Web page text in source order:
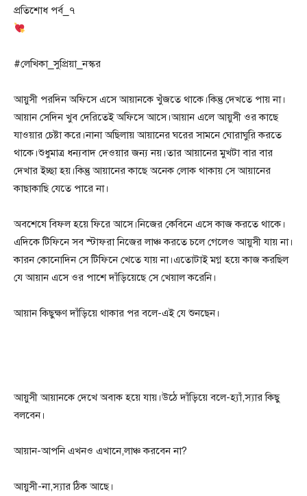
প্রতিশোধ পর্ব_৭
#লেখিকা_সুপ্রিয়া_নস্কর
আয়ুসী পরদিন অফিসে এসে আয়ানকে খুঁজতে থাকে।কিন্তু দেখতে পায় না।
আয়ান সেদিন খুব দেরিতেই অফিসে আসে।আয়ান এলে আয়ুসী ওর কাছে
যাওয়ার চেষ্টা করে।নানা অছিলায় আয়ানের ঘরের সামনে ঘোরাঘুরি করতে
থাকে।শুধুমাত্র ধন্যবাদ দেওয়ার জন্য নয়।তার আয়ানের মুখটা বার বার
দেখার ইচ্ছা হয়।কিন্তু আয়ানের কাছে অনেক লোক থাকায় সে আয়ানের
কাছাকাছি যেতে পারে না।
অবশেষে বিফল হয়ে ফিরে আসে।নিজের কেবিনে এসে কাজ করতে থাকে।
এদিকে টিফিনে সব স্টাফরা নিজের লাঞ্চ করতে চলে গেলেও আয়ুসী যায় না।
কারন কোনোদিন সে টিফিনে খেতে যায় না।এতোটাই মগ্ন হয়ে কাজ করছিল
যে আয়ান এসে ওর পাশে দাঁড়িয়েছে সে খেয়াল করেনি।
আয়ান কিছুক্ষণ দাঁড়িয়ে থাকার পর বলে-এই যে শুনছেন।
আয়ুসী আয়ানকে দেখে অবাক হয়ে যায়।উঠে দাঁড়িয়ে বলে-হ্যাঁ,স্যার কিছু
বলবেন।
আয়ান-আপনি এখনও এখানে,লাঞ্চ করবেন না?
আয়ুসী-না,স্যার ঠিক আছে।